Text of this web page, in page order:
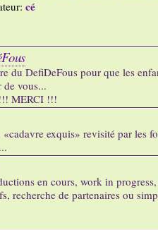
cé
du DefiDeFous pour que les
de vous...
MERCI !!!
exquis» revisité par les
en cours, work in
recherche de partenaires ou